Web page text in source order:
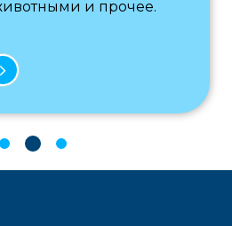
и прочее.